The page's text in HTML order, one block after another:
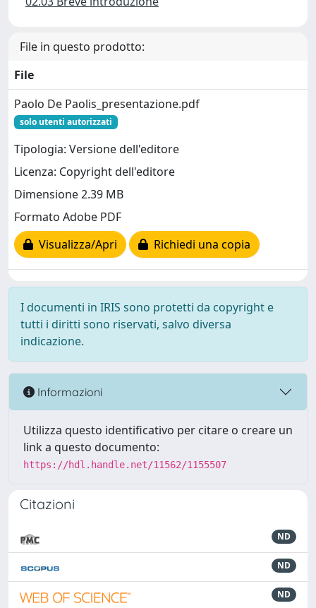
File in questo prodotto:
File
Paolo De Paolis_presentazione.pdf
solo utenti autorizzati
Tipologia: Versione dell'editore
Licenza: Copyright dell'editore
Dimensione 2.39 MB
Formato Adobe PDF
Visualizza/Apri
Richiedi una copia
I documenti in IRIS sono protetti da copyright e
tutti i diritti sono riservati, salvo diversa
indicazione.
Informazioni
Utilizza questo identificativo per citare o creare un
link a questo documento:
https://hdl.handle.net/11562/1155507
Citazioni
ND
ND
ND